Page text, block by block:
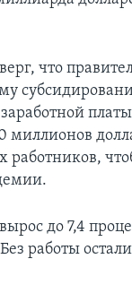
что
до 7,4
работы